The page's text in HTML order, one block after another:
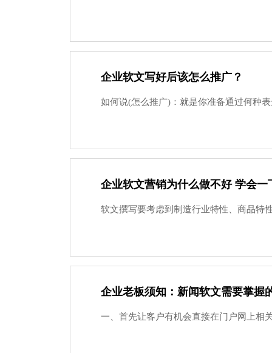
企业软文写好后该怎么推广？
如何说(怎么推广)：就是你准备通过何种
企业软文营销为什么做不好 学会
软文撰写要考虑到制造行业特性、商品特
企业老板须知：新闻软文需要掌握
一、首先让客户有机会直接在门户网上相